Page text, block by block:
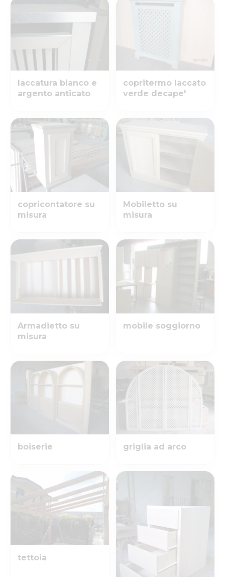
laccatura bianco e
argento anticato
copritermo laccato
verde decape'
copricontatore su
misura
Mobiletto su
misura
Armadietto su
misura
mobile soggiorno
boiserie griglia ad arco
tettoia